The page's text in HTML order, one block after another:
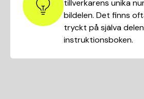
tillverkarens unika
bildelen. Det finns
tryckt på själva
instruktionsboken.